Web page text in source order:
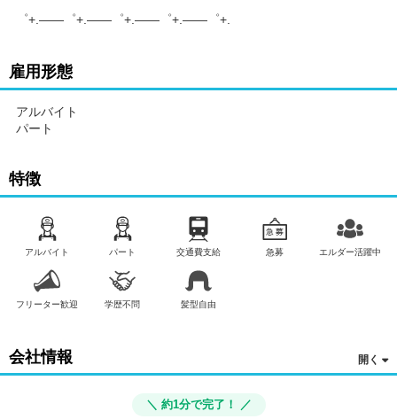
゜+.――゜+.――゜+.――゜+.――゜+.
雇用形態
アルバイト
パート
特徴
アルバイト パート 交通費支給 急募 エルダー活躍中
フリーター歓迎 学歴不問 髪型自由
会社情報
＼ 約1分で完了！ ／